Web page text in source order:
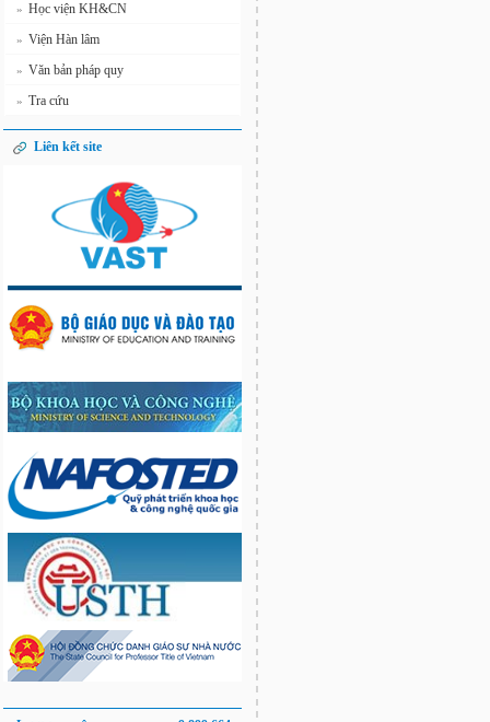
» Học viện KH&CN
» Viện Hàn lâm
» Văn bản pháp quy
» Tra cứu
Liên kết site